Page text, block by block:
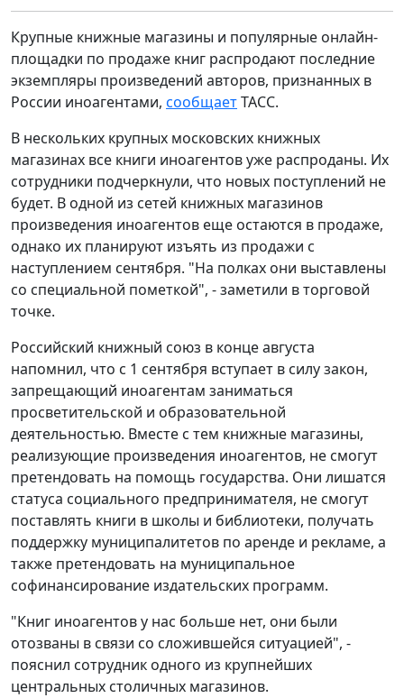
Крупные книжные магазины и популярные онлайн-
площадки по продаже книг распродают последние
экземпляры произведений авторов, признанных в
России иноагентами, сообщаетТАСС.
В нескольких крупных московских книжных
магазинах все книги иноагентов уже распроданы. Их
сотрудники подчеркнули, что новых поступлений не
будет. В одной из сетей книжных магазинов
произведения иноагентов еще остаются в продаже,
однако их планируют изъять из продажи с
наступлением сентября. "На полках они выставлены
со специальной пометкой", - заметили в торговой
точке.
Российский книжный союз в конце августа
напомнил, что с 1 сентября вступает в силу закон,
запрещающий иноагентам заниматься
просветительской и образовательной
деятельностью. Вместе с тем книжные магазины,
реализующие произведения иноагентов, не смогут
претендовать на помощь государства. Они лишатся
статуса социального предпринимателя, не смогут
поставлять книги в школы и библиотеки, получать
поддержку муниципалитетов по аренде и рекламе, а
также претендовать на муниципальное
софинансирование издательских программ.
"Книг иноагентов у нас больше нет, они были
отозваны в связи со сложившейся ситуацией", -
пояснил сотрудник одного из крупнейших
центральных столичных магазинов.